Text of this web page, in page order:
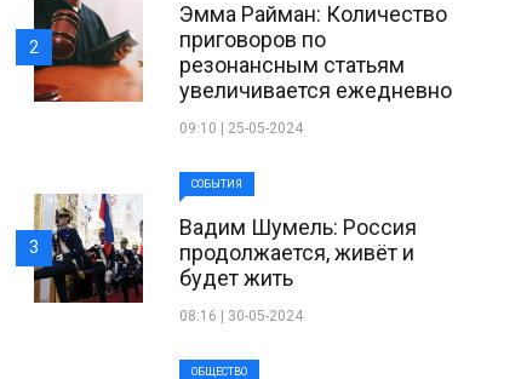
Эмма Райман: Количество
приговоров по
резонансным статьям
увеличивается ежедневно
09:10 | 25-05-2024
2
СОБЫТИЯ
Вадим Шумель: Россия
продолжается, живёт и
будет жить
08:16 | 30-05-2024
3
ОБЩЕСТВО